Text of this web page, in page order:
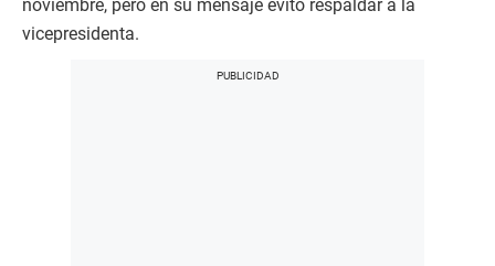
noviembre, pero en su mensaje evitó respaldar a la
vicepresidenta.